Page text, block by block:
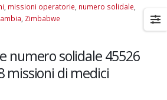
missioni operatorie numero solidale
Zimbabwe
salvanumero solidale 45526
missioni di medici